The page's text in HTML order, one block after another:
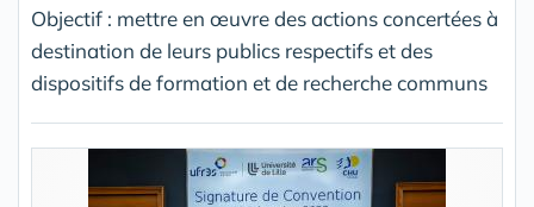
Objectif : mettre en œuvre des actions concertées à
destination de leurs publics respectifs et des
dispositifs de formation et de recherche communs